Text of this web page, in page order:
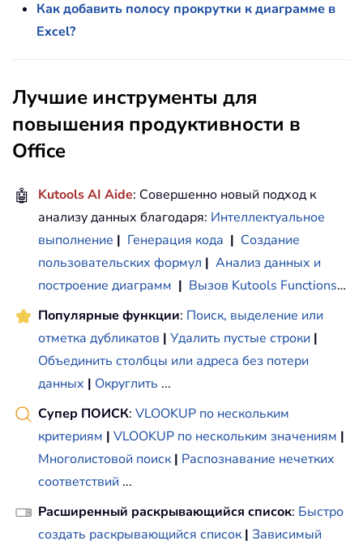
Как добавить полосу прокрутки к диаграмме в
Excel?
Лучшие инструменты для
повышения продуктивности в
Office
🤖 Kutools AI Aide: Совершенно новый подход к
анализу данных благодаря: Интеллектуальное
выполнение | Генерация кода | Создание
пользовательских формул | Анализ данных и
построение диаграмм | Вызов Kutools Functions…
Популярные функции: Поиск, выделение или
отметка дубликатов | Удалить пустые строки |
Объединить столбцы или адреса без потери
данных | Округлить ...
Супер ПОИСК: VLOOKUP по нескольким
критериям | VLOOKUP по нескольким значениям |
Многолистовой поиск | Распознавание нечетких
соответствий ...
Расширенный раскрывающийся список: Быстро
создать раскрывающийся список | Зависимый